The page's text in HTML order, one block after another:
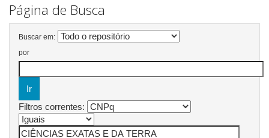
Página de Busca
Buscar em:
por
Filtros correntes: